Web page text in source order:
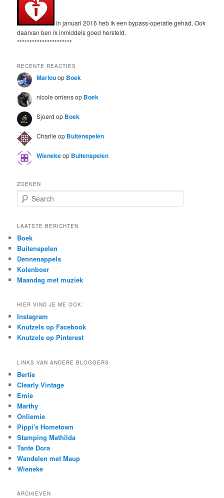
In januari 2016 heb ik een bypass-operatie gehad. Ook
daarvan ben ik inmiddels goed hersteld.
**********************
RECENTE REACTIES
Marlouop Boek
nicole orriensop Boek
Sjoerd op Boek
Charlie op Buitenspelen
Wienekeop Buitenspelen
ZOEKEN
e
r
h
LAATSTE BERICHTEN
Boek
Buitenspelen
Dennenappels
Kolenboer
Maandag met muziek
HIER VIND JE ME OOK:
Instagram
Knutzels op Facebook
Knutzels op Pinterest
LINKS VAN ANDERE BLOGGERS
Bertie
Clearly Vintage
Emie
Marthy
Onliemie
Pippi's Hometown
Stamping Mathilda
Tante Dora
Wandelen met Maup
Wieneke
ARCHIEVEN